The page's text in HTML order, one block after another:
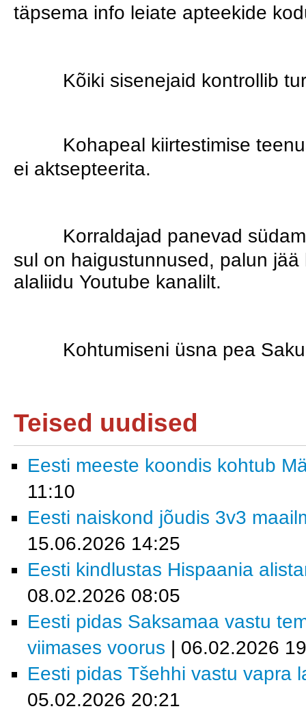
täpsema info leiate apteekide
Kõiki sisenejaid kontrollib
Kohapeal kiirtestimise
ei aktsepteerita.
Korraldajad panevad
sul on haigustunnused, palun
alaliidu Youtube kanalilt.
Kohtumiseni üsna pea
Teised uudised
Eesti meeste koondis kohtub
11:10
Eesti naiskond jõudis 3v3
15.06.2026 14:25
Eesti kindlustas Hispaania
08.02.2026 08:05
Eesti pidas Saksamaa vastu
viimases voorus | 06.02.2026
Eesti pidas Tšehhi vastu vapra
05.02.2026 20:21